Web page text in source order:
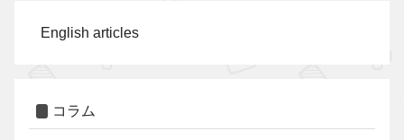
English articles
コラム